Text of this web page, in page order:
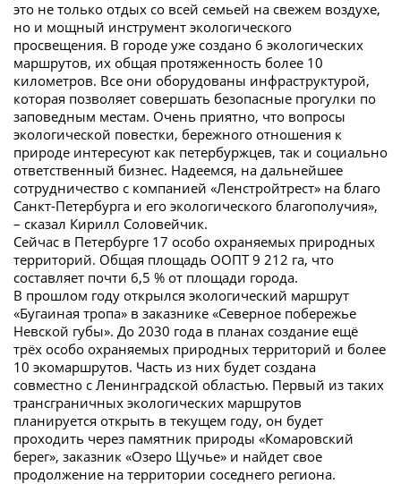
это не только отдых со всей семьей на свежем воздухе,
но и мощный инструмент экологического
просвещения. В городе уже создано 6 экологических
маршрутов, их общая протяженность более 10
километров. Все они оборудованы инфраструктурой,
которая позволяет совершать безопасные прогулки по
заповедным местам. Очень приятно, что вопросы
экологической повестки, бережного отношения к
природе интересуют как петербуржцев, так и социально
ответственный бизнес. Надеемся, на дальнейшее
сотрудничество с компанией «Ленстройтрест» на благо
Санкт-Петербурга и его экологического благополучия»,
– сказал Кирилл Соловейчик.
Сейчас в Петербурге 17 особо охраняемых природных
территорий. Общая площадь ООПТ 9 212 га, что
составляет почти 6,5 % от площади города.
В прошлом году открылся экологический маршрут
«Бугаиная тропа» в заказнике «Северное побережье
Невской губы». До 2030 года в планах создание ещё
трёх особо охраняемых природных территорий и более
10 экомаршрутов. Часть из них будет создана
совместно с Ленинградской областью. Первый из таких
трансграничных экологических маршрутов
планируется открыть в текущем году, он будет
проходить через памятник природы «Комаровский
берег», заказник «Озеро Щучье» и найдет свое
продолжение на территории соседнего региона.